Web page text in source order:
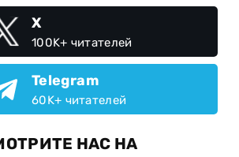
X
100K+ читателей
Telegram
60K+ читателей
НАС НА